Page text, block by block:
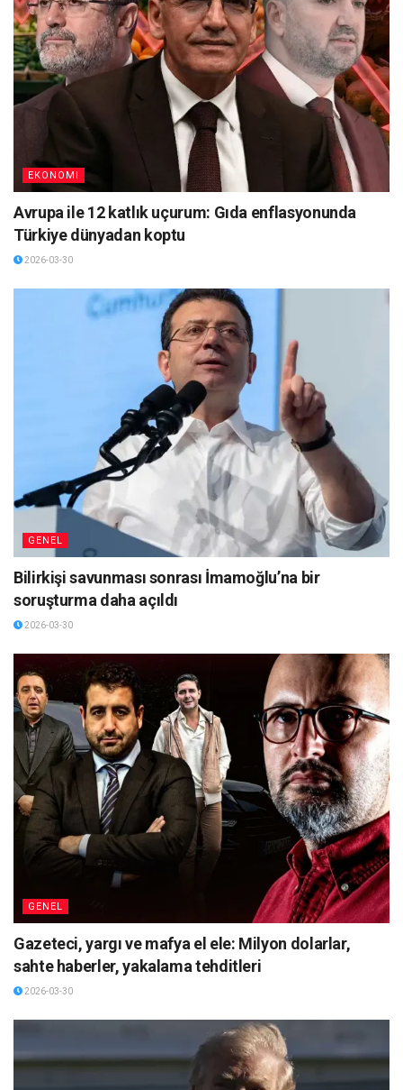
EKONOMI
Avrupa ile 12 katlık uçurum: Gıda enflasyonunda
Türkiye dünyadan koptu
2026-03-30
GENEL
Bilirkişi savunması sonrası İmamoğlu’na bir
soruşturma daha açıldı
2026-03-30
GENEL
Gazeteci, yargı ve mafya el ele: Milyon dolarlar,
sahte haberler, yakalama tehditleri
2026-03-30